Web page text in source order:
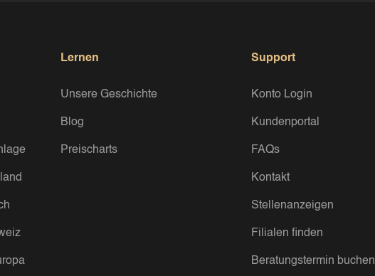
Lernen
Unsere Geschichte
Blog
Preischarts
Support
Konto Login
Kundenportal
FAQs
Kontakt
Stellenanzeigen
Filialen finden
Beratungstermin buchen